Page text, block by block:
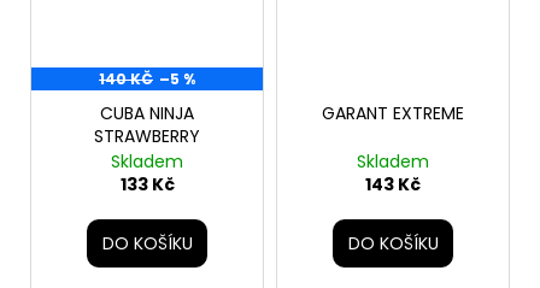
140 KČ –5 %
CUBA NINJA
STRAWBERRY
Skladem
133 Kč
DO KOŠÍKU
GARANT EXTREME
Skladem
143 Kč
DO KOŠÍKU